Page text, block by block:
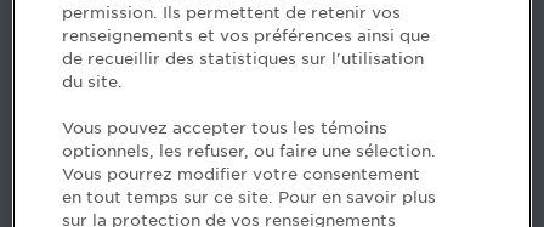
Envie de mettre de l’Ordre dans votre carrière? Voyez
les postes disponibles >
Facebook - Devenir CPA
Instagram
LinkedIn - CPA
LinkedIn - 20 minutes CPA
permission. Ils permettent de retenir vos
renseignements et vos préférences ainsi que
de recueillir des statistiques sur l'utilisation
du site.
Vous pouvez accepter tous les témoins
optionnels, les refuser, ou faire une sélection.
Vous pourrez modifier votre consentement
en tout temps sur ce site. Pour en savoir plus
sur la protection de vos renseignements